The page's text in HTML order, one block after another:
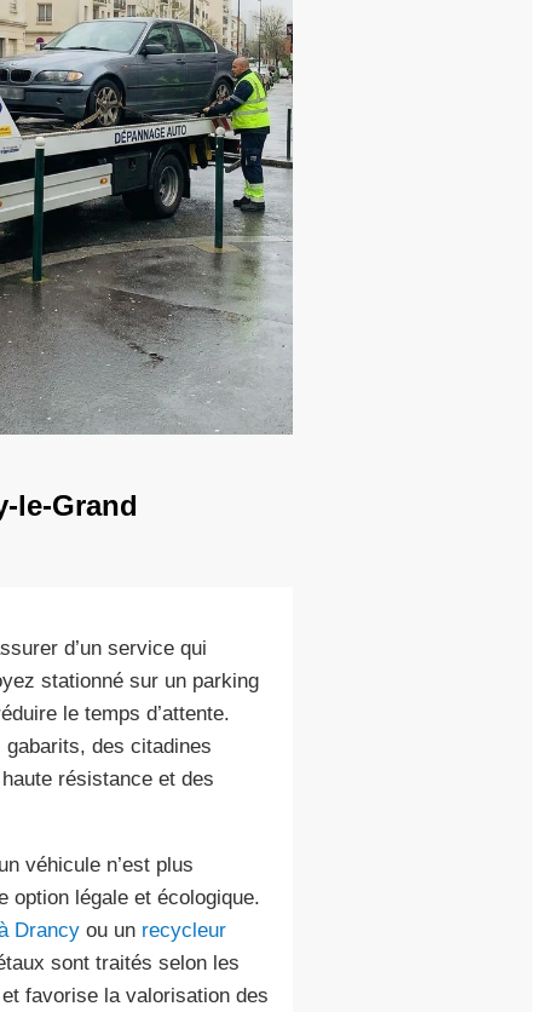
le-Grand
d’un service qui
stationné sur un parking
le temps d’attente.
gabarits, des citadines
résistance et des
véhicule n’est plus
option légale et écologique.
Drancyou un recycleur
sont traités selon les
favorise la valorisation des